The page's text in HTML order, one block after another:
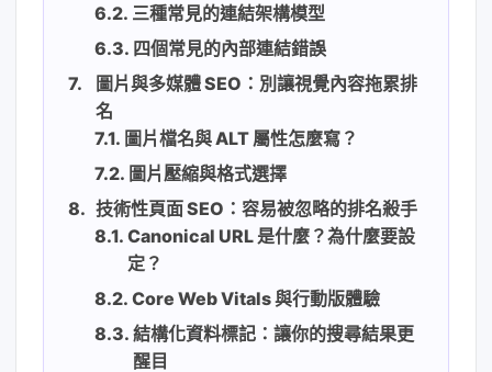
三種常見的連結架構模型
四個常見的內部連結錯誤
圖片與多媒體 SEO：別讓視覺內容拖累排
名
圖片檔名與 ALT 屬性怎麼寫？
圖片壓縮與格式選擇
技術性頁面 SEO：容易被忽略的排名殺手
Canonical URL 是什麼？為什麼要設
定？
Core Web Vitals 與行動版體驗
結構化資料標記：讓你的搜尋結果更
醒目